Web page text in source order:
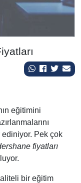
eğitimini
Pek çok
fiyatları
bir eğitim